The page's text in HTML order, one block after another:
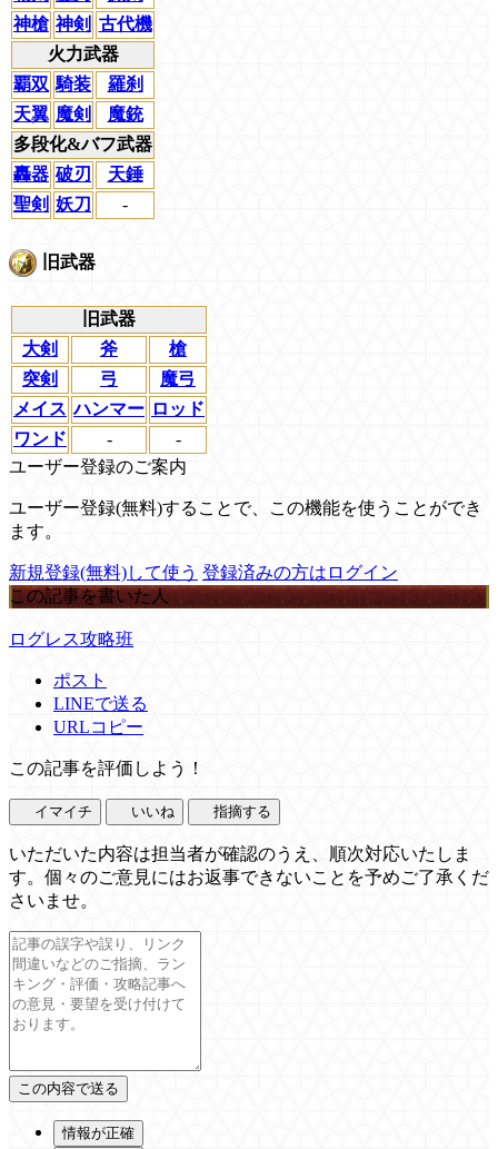
神槍 神剣 古代機
火力武器
覇双 騎装
羅刹
天翼 魔剣
魔銃
多段化&バフ武器
轟器 破刃
天錘
聖剣 妖刀 -
旧武器
旧武器
大剣
斧
槍
突剣
弓
魔弓
メイス ハンマー ロッド
ワンド
-
-
ユーザー登録のご案内
ユーザー登録(無料)することで、この機能を使うことができ
ます。
新規登録(無料)して使う 登録済みの方はログイン
この記事を書いた人
ログレス攻略班
ポスト
LINEで送る
URLコピー
この記事を評価しよう！
イマイチ いいね 指摘する
いただいた内容は担当者が確認のうえ、順次対応いたしま
す。個々のご意見にはお返事できないことを予めご了承くだ
さいませ。
情報が正確